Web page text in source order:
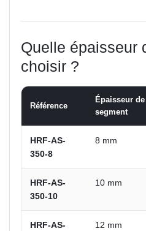
Quelle épaisseur
choisir ?
Référence
Épaisseur de
segment
HRF-AS-
350-8
8 mm
HRF-AS-
350-10
10 mm
HRF-AS-
12 mm